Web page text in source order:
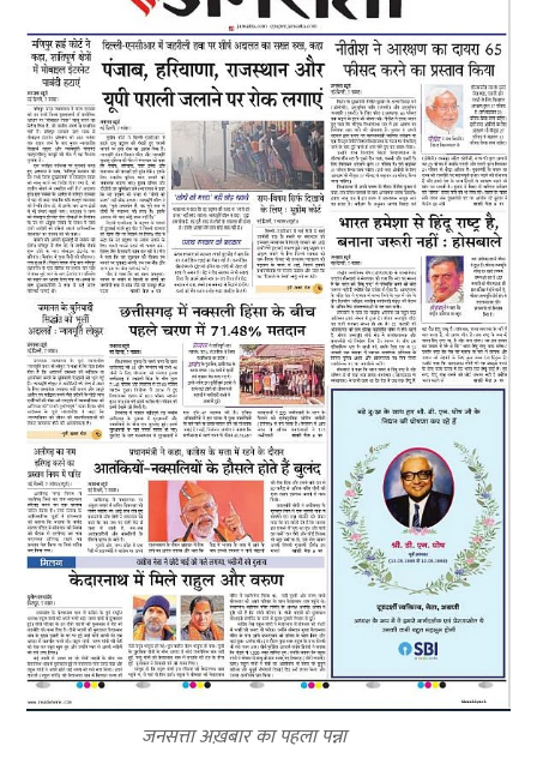
जनसत्ता अख़बार का पहला पन्ना